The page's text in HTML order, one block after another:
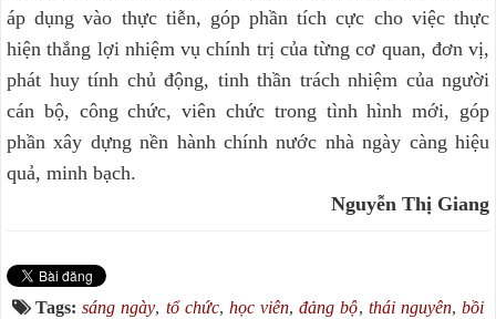
áp dụng vào thực tiễn, góp phần tích cực cho việc thực
hiện thắng lợi nhiệm vụ chính trị của từng cơ quan, đơn vị,
phát huy tính chủ động, tinh thần trách nhiệm của người
cán bộ, công chức, viên chức trong tình hình mới, góp
phần xây dựng nền hành chính nước nhà ngày càng hiệu
quả, minh bạch.
Nguyễn Thị Giang
Tags:sáng ngày, tổ chức, học viên,đảng bộ, thái nguyên,bồi